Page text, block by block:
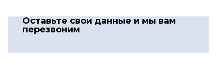
Оставьте свои данные и мы вам
перезвоним